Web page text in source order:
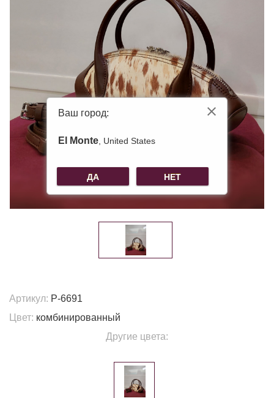
Артикул: P-6691
Цвет: комбинированный
Другие цвета:
Ваш город:
El Monte , United States
ДА НЕТ